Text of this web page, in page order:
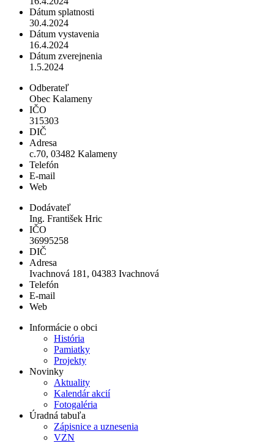
Dátum splatnosti
30.4.2024
Dátum vystavenia
16.4.2024
Dátum zverejnenia
1.5.2024
Odberateľ
Obec Kalameny
IČO
315303
DIČ
Adresa
c.70, 03482 Kalameny
Telefón
E-mail
Web
Dodávateľ
Ing. František Hric
IČO
36995258
DIČ
Adresa
Ivachnová 181, 04383 Ivachnová
Telefón
E-mail
Web
Informácie o obci
História
Pamiatky
Projekty
Novinky
Aktuality
Kalendár akcií
Fotogaléria
Úradná tabuľa
Zápisnice a uznesenia
VZN